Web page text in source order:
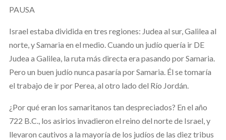
PAUSA
Israel estaba dividida en tres regiones: Judea al sur, Galilea al
norte, y Samaria en el medio. Cuando un judío quería ir DE
Judea a Galilea, la ruta más directa era pasando por Samaria.
Pero un buen judío nunca pasaría por Samaria. Él se tomaría
el trabajo de ir por Perea, al otro lado del Río Jordán.
¿Por qué eran los samaritanos tan despreciados? En el año
722 B.C., los asirios invadieron el reino del norte de Israel, y
llevaron cautivos a la mayoría de los judíos de las diez tribus